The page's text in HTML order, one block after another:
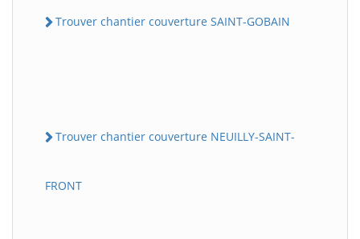
Trouver chantier couverture SAINT-GOBAIN
Trouver chantier couverture NEUILLY-SAINT-
FRONT